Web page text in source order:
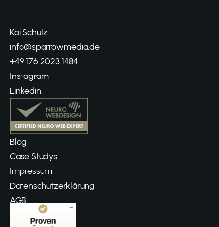
Kai Schulz
info@sparrowmedia.de
+49 176 2023 1484
Instagram
Linkedin
Blog
Case Studys
Impressum
Datenschutzerklärung
AGB
Kundenbewertungen und Erfahrungen zu